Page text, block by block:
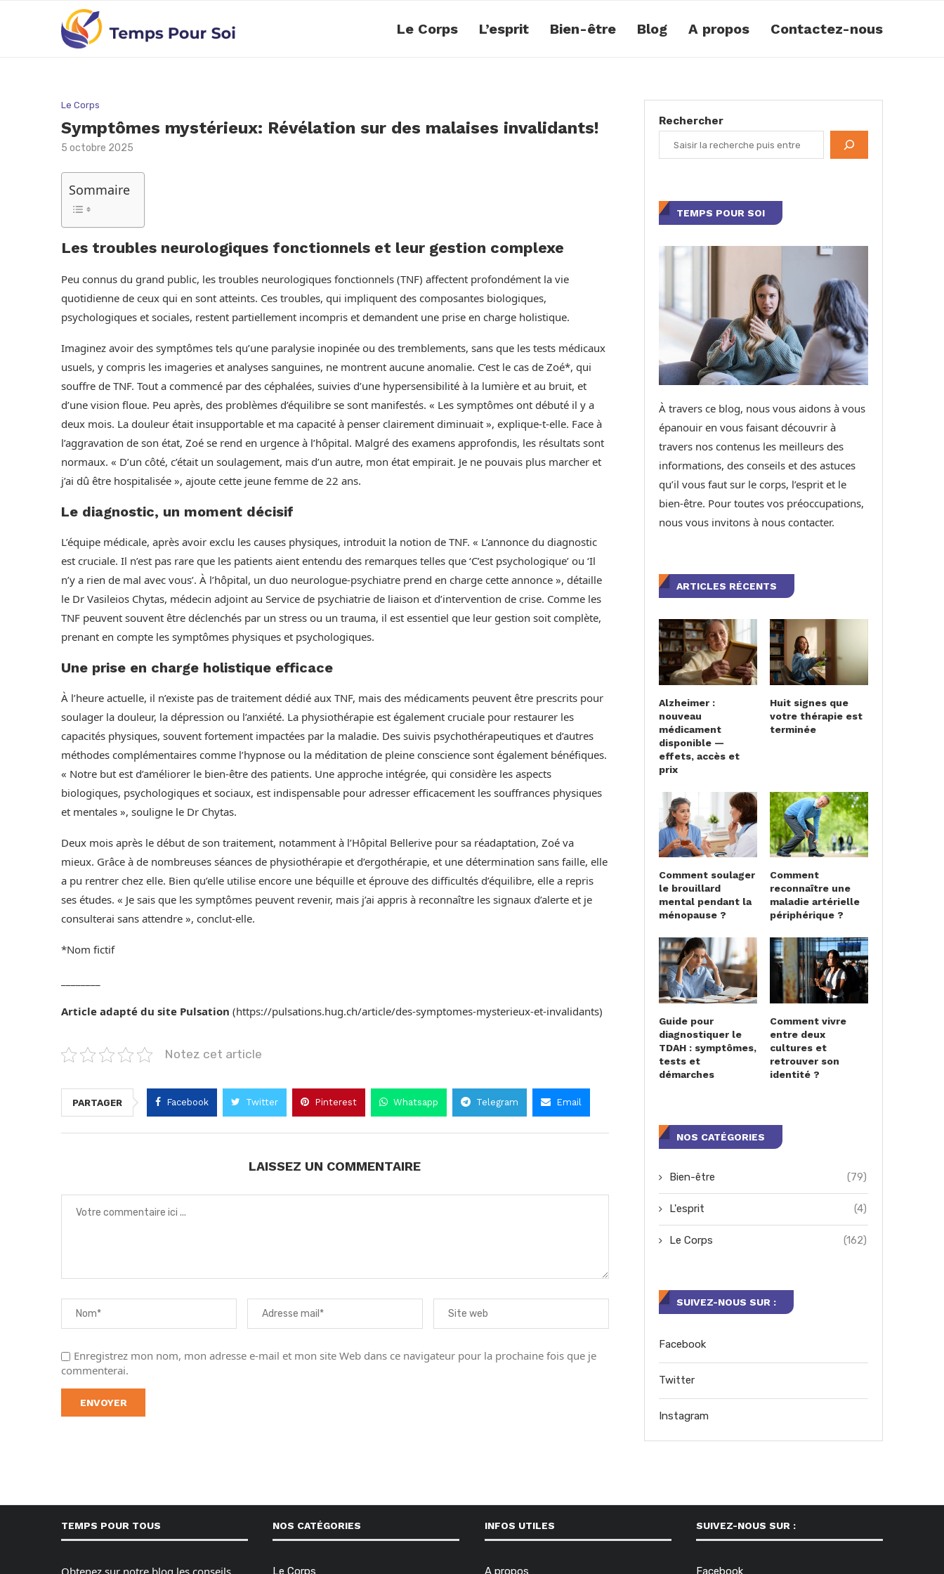
Le Corps L’esprit Bien-être Blog A propos Contactez-nous
Le Corps
Symptômes mystérieux: Révélation sur des malaises invalidants!
5 octobre 2025
Sommaire
Les troubles neurologiques fonctionnels et leur gestion complexe
Peu connus du grand public, les troubles neurologiques fonctionnels (TNF) affectent profondément la vie
quotidienne de ceux qui en sont atteints. Ces troubles, qui impliquent des composantes biologiques,
psychologiques et sociales, restent partiellement incompris et demandent une prise en charge holistique.
Imaginez avoir des symptômes tels qu’une paralysie inopinée ou des tremblements, sans que les tests médicaux
usuels, y compris les imageries et analyses sanguines, ne montrent aucune anomalie. C’est le cas de Zoé*, qui
souffre de TNF. Tout a commencé par des céphalées, suivies d’une hypersensibilité à la lumière et au bruit, et
d’une vision floue. Peu après, des problèmes d’équilibre se sont manifestés. « Les symptômes ont débuté il y a
deux mois. La douleur était insupportable et ma capacité à penser clairement diminuait », explique-t-elle. Face à
l’aggravation de son état, Zoé se rend en urgence à l’hôpital. Malgré des examens approfondis, les résultats sont
normaux. « D’un côté, c’était un soulagement, mais d’un autre, mon état empirait. Je ne pouvais plus marcher et
j’ai dû être hospitalisée », ajoute cette jeune femme de 22 ans.
Le diagnostic, un moment décisif
L’équipe médicale, après avoir exclu les causes physiques, introduit la notion de TNF. « L’annonce du diagnostic
est cruciale. Il n’est pas rare que les patients aient entendu des remarques telles que ‘C’est psychologique’ ou ‘Il
n’y a rien de mal avec vous’. À l’hôpital, un duo neurologue-psychiatre prend en charge cette annonce », détaille
le Dr Vasileios Chytas, médecin adjoint au Service de psychiatrie de liaison et d’intervention de crise. Comme les
TNF peuvent souvent être déclenchés par un stress ou un trauma, il est essentiel que leur gestion soit complète,
prenant en compte les symptômes physiques et psychologiques.
Une prise en charge holistique efficace
À l’heure actuelle, il n’existe pas de traitement dédié aux TNF, mais des médicaments peuvent être prescrits pour
soulager la douleur, la dépression ou l’anxiété. La physiothérapie est également cruciale pour restaurer les
capacités physiques, souvent fortement impactées par la maladie. Des suivis psychothérapeutiques et d’autres
méthodes complémentaires comme l’hypnose ou la méditation de pleine conscience sont également bénéfiques.
« Notre but est d’améliorer le bien-être des patients. Une approche intégrée, qui considère les aspects
biologiques, psychologiques et sociaux, est indispensable pour adresser efficacement les souffrances physiques
et mentales », souligne le Dr Chytas.
Deux mois après le début de son traitement, notamment à l’Hôpital Bellerive pour sa réadaptation, Zoé va
mieux. Grâce à de nombreuses séances de physiothérapie et d’ergothérapie, et une détermination sans faille, elle
a pu rentrer chez elle. Bien qu’elle utilise encore une béquille et éprouve des difficultés d’équilibre, elle a repris
ses études. « Je sais que les symptômes peuvent revenir, mais j’ai appris à reconnaître les signaux d’alerte et je
consulterai sans attendre », conclut-elle.
*Nom fictif
Article adapté du site Pulsation (https://pulsations.hug.ch/article/des-symptomes-mysterieux-et-invalidants)
Notez cet article
PARTAGER Facebook Twitter Pinterest Whatsapp Telegram Email
LAISSEZ UN COMMENTAIRE
Enregistrez mon nom, mon adresse e-mail et mon site Web dans ce navigateur pour la prochaine fois que je
commenterai.
Rechercher
TEMPS POUR SOI
À travers ce blog, nous vous aidons à vous
épanouir en vous faisant découvrir à
travers nos contenus les meilleurs des
informations, des conseils et des astuces
qu’il vous faut sur le corps, l’esprit et le
bien-être. Pour toutes vos préoccupations,
nous vous invitons à nous contacter.
ARTICLES RÉCENTS
Alzheimer :
nouveau
médicament
disponible —
effets, accès et
prix
Huit signes que
votre thérapie est
terminée
Comment soulager
le brouillard
mental pendant la
ménopause ?
Comment
reconnaître une
maladie artérielle
périphérique ?
Guide pour
diagnostiquer le
TDAH : symptômes,
tests et
démarches
Comment vivre
entre deux
cultures et
retrouver son
identité ?
NOS CATÉGORIES
Bien-être (79)
L'esprit (4)
Le Corps (162)
SUIVEZ-NOUS SUR :
Facebook
Twitter
Instagram
TEMPS POUR TOUS
Obtenez sur notre blog les conseils,
NOS CATÉGORIES
Le Corps
INFOS UTILES
A propos
SUIVEZ-NOUS SUR :
Facebook